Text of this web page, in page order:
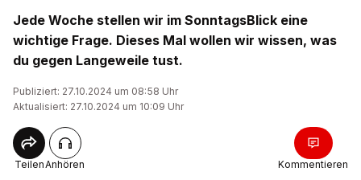
Jede Woche stellen wir im SonntagsBlick eine
wichtige Frage. Dieses Mal wollen wir wissen, was
du gegen Langeweile tust.
Publiziert: 27.10.2024 um 08:58 Uhr
Aktualisiert: 27.10.2024 um 10:09 Uhr
TeilenAnhören Kommentieren